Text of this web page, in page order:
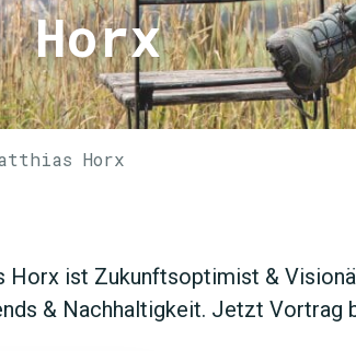
Horx
Horx
Horx ist Zukunftsoptimist &
& Nachhaltigkeit. Jetzt Vortrag